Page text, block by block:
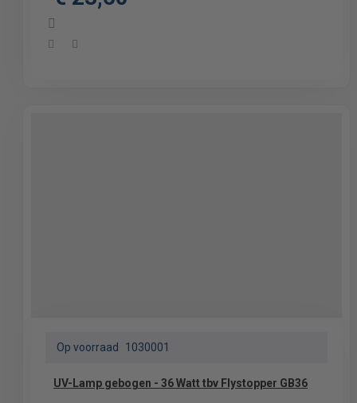
Op voorraad 1030001
UV-Lamp gebogen - 36 Watt tbv Flystopper GB36